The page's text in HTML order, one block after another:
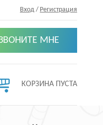
Вход / Регистрация
МНЕ
КОРЗИНА ПУСТА